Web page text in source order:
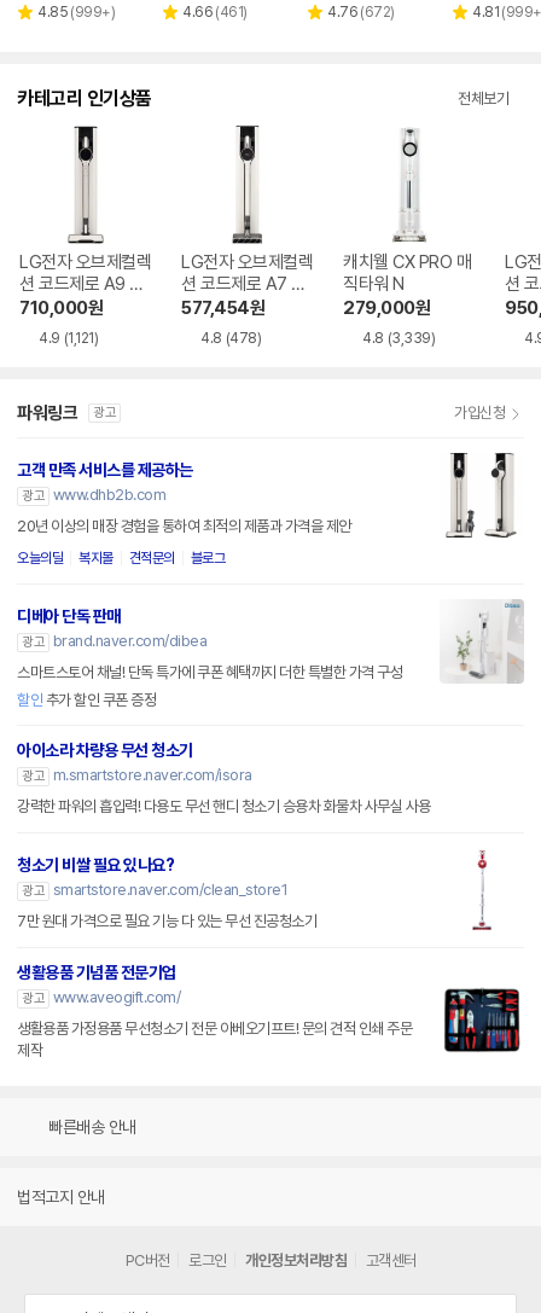
페이
별 4.85 리
(999+)
별 4.66 리
(461)
페이
별 4.76 리
(672)
별 4.81 리
(999+
카테고리 인기상품 전체보기
LG전자 오브제컬렉
션 코드제로 A9 AX
920BWE
710,000원
4.9 (1,121)
LG전자 오브제컬렉
션 코드제로 A7 Co
re A720WA
577,454원
4.8 (478)
캐치웰 CX PRO 매
직타워 N
279,000원
4.8 (3,339)
LG
션
파워링크 광고 가입신청
고객 만족 서비스를 제공하는
광고 www.dhb2b.com
20년 이상의 매장 경험을 통하여 최적의 제품과 가격을 제안
오늘의딜 복지몰 견적문의 블로그
디베아 단독 판매
광고
brand.naver.com/dibea
스마트스토어 채널! 단독 특가에 쿠폰 혜택까지 더한 특별한 가격 구성
할인 추가 할인 쿠폰 증정
아이소라 차량용 무선 청소기
광고
m.smartstore.naver.com/isora
강력한 파워의 흡입력! 다용도 무선 핸디 청소기 승용차 화물차 사무실 사용
청소기 비쌀 필요 있나요?
광고 smartstore.naver.com/clean_store1
7만 원대 가격으로 필요 기능 다 있는 무선 진공청소기
생활용품 기념품 전문기업
광고 www.aveogift.com/
생활용품 가정용품 무선청소기 전문 아베오기프트! 문의 견적 인쇄 주문
제작
빠른배송 안내
법적고지 안내
PC버전 로그인 개인정보처리방침 고객센터